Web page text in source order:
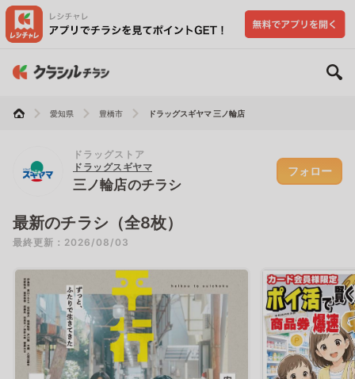
愛知県 豊橋市 ドラッグスギヤマ 三ノ輪店
ドラッグストア
ドラッグスギヤマ
三ノ輪店のチラシ
フォロー
最新のチラシ（全8枚）
最終更新：2026/08/03